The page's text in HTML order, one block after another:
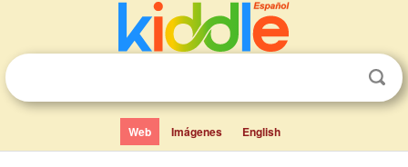
Web Imágenes English